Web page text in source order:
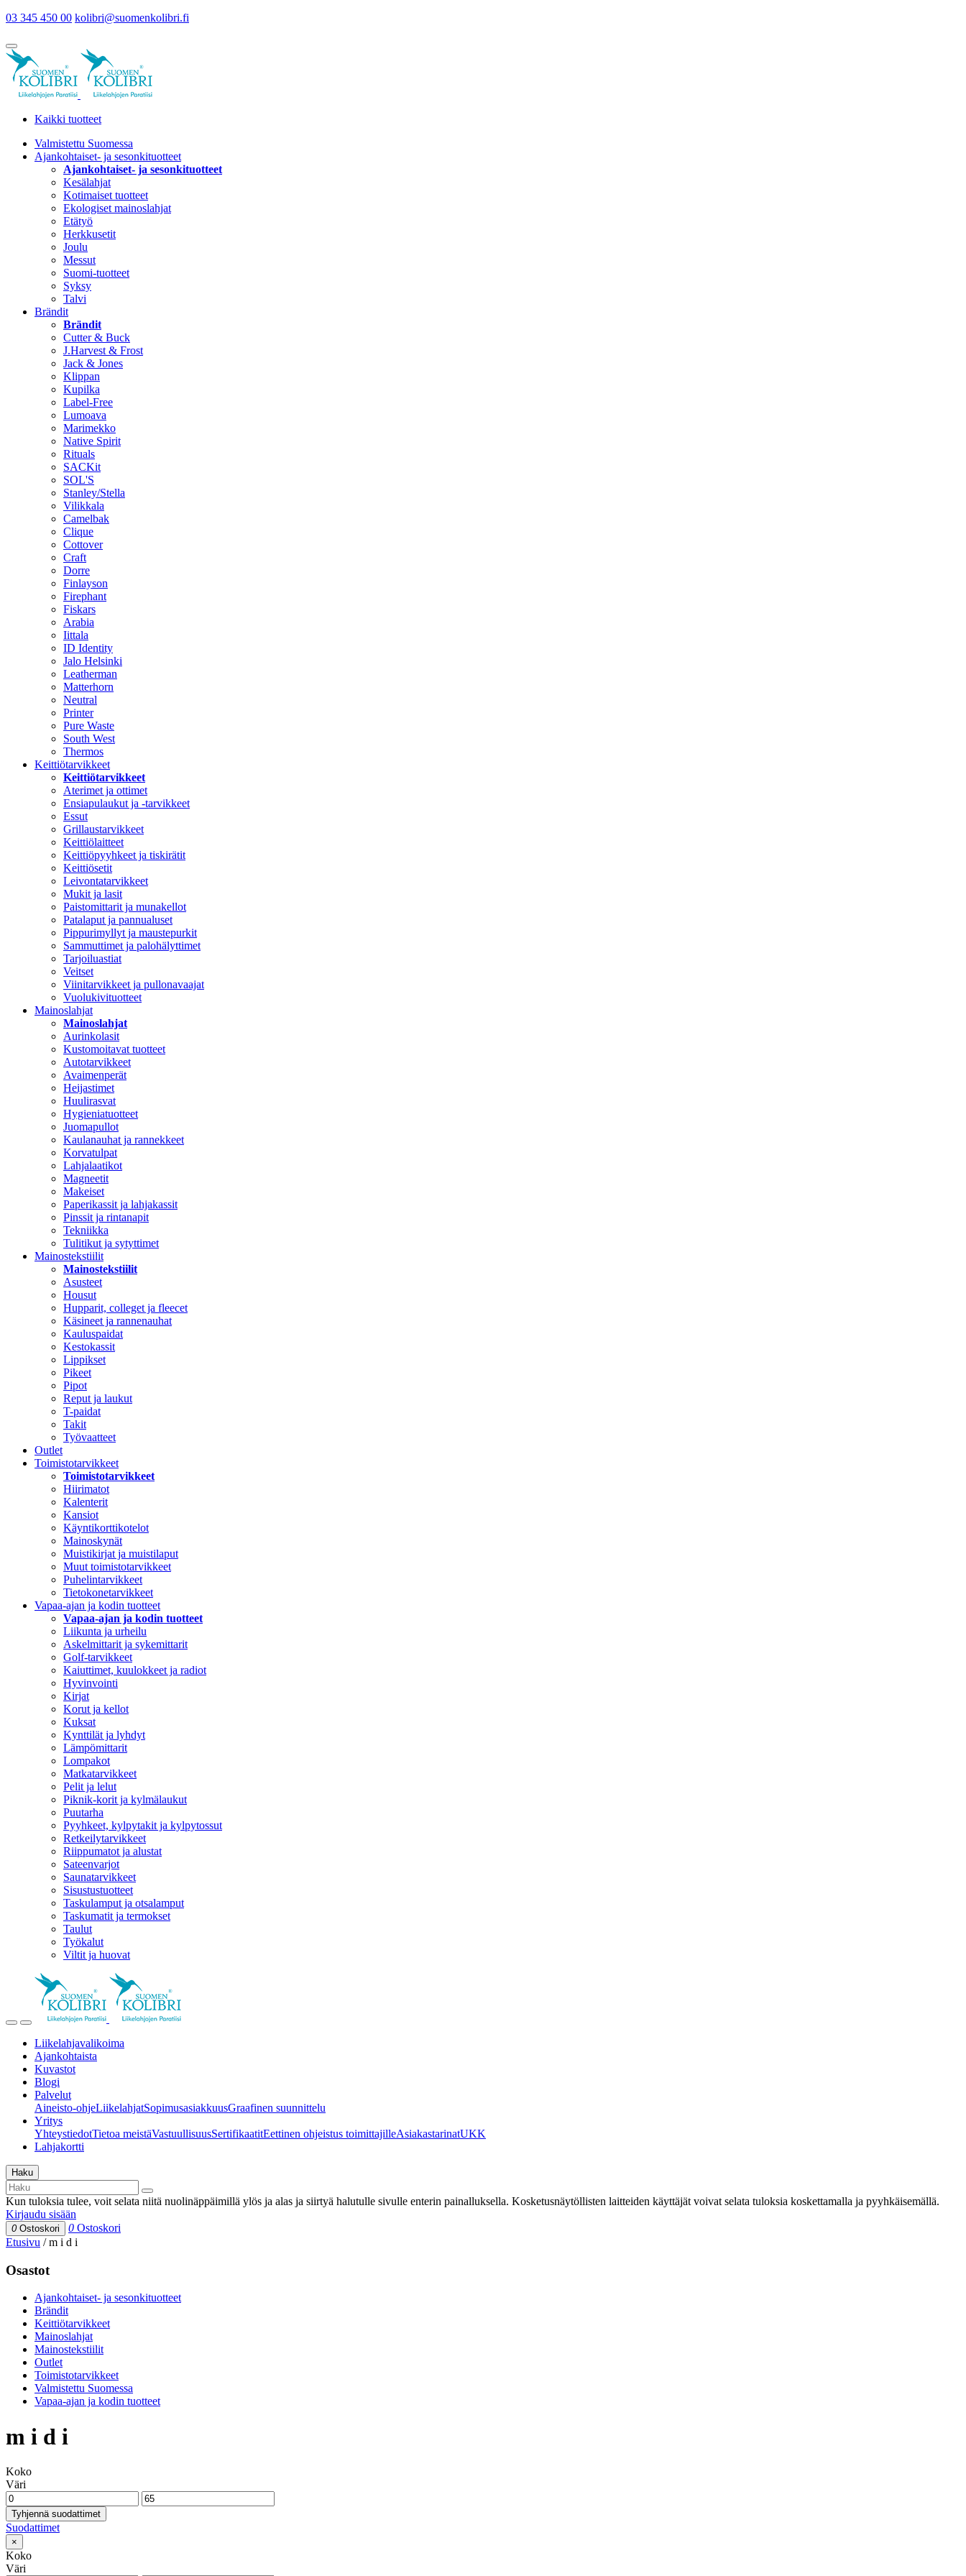
03 345 450 00 kolibri@suomenkolibri.fi
Kaikki tuotteet
Valmistettu Suomessa
Ajankohtaiset- ja sesonkituotteet
Ajankohtaiset- ja sesonkituotteet
Kesälahjat
Kotimaiset tuotteet
Ekologiset mainoslahjat
Etätyö
Herkkusetit
Joulu
Messut
Suomi-tuotteet
Syksy
Talvi
Brändit
Brändit
Cutter & Buck
J.Harvest & Frost
Jack & Jones
Klippan
Kupilka
Label-Free
Lumoava
Marimekko
Native Spirit
Rituals
SACKit
SOL'S
Stanley/Stella
Vilikkala
Camelbak
Clique
Cottover
Craft
Dorre
Finlayson
Firephant
Fiskars
Arabia
Iittala
ID Identity
Jalo Helsinki
Leatherman
Matterhorn
Neutral
Printer
Pure Waste
South West
Thermos
Keittiötarvikkeet
Keittiötarvikkeet
Aterimet ja ottimet
Ensiapulaukut ja -tarvikkeet
Essut
Grillaustarvikkeet
Keittiölaitteet
Keittiöpyyhkeet ja tiskirätit
Keittiösetit
Leivontatarvikkeet
Mukit ja lasit
Paistomittarit ja munakellot
Patalaput ja pannualuset
Pippurimyllyt ja maustepurkit
Sammuttimet ja palohälyttimet
Tarjoiluastiat
Veitset
Viinitarvikkeet ja pullonavaajat
Vuolukivituotteet
Mainoslahjat
Mainoslahjat
Aurinkolasit
Kustomoitavat tuotteet
Autotarvikkeet
Avaimenperät
Heijastimet
Huulirasvat
Hygieniatuotteet
Juomapullot
Kaulanauhat ja rannekkeet
Korvatulpat
Lahjalaatikot
Magneetit
Makeiset
Paperikassit ja lahjakassit
Pinssit ja rintanapit
Tekniikka
Tulitikut ja sytyttimet
Mainostekstiilit
Mainostekstiilit
Asusteet
Housut
Hupparit, colleget ja fleecet
Käsineet ja rannenauhat
Kauluspaidat
Kestokassit
Lippikset
Pikeet
Pipot
Reput ja laukut
T-paidat
Takit
Työvaatteet
Outlet
Toimistotarvikkeet
Toimistotarvikkeet
Hiirimatot
Kalenterit
Kansiot
Käyntikorttikotelot
Mainoskynät
Muistikirjat ja muistilaput
Muut toimistotarvikkeet
Puhelintarvikkeet
Tietokonetarvikkeet
Vapaa-ajan ja kodin tuotteet
Vapaa-ajan ja kodin tuotteet
Liikunta ja urheilu
Askelmittarit ja sykemittarit
Golf-tarvikkeet
Kaiuttimet, kuulokkeet ja radiot
Hyvinvointi
Kirjat
Korut ja kellot
Kuksat
Kynttilät ja lyhdyt
Lämpömittarit
Lompakot
Matkatarvikkeet
Pelit ja lelut
Piknik-korit ja kylmälaukut
Puutarha
Pyyhkeet, kylpytakit ja kylpytossut
Retkeilytarvikkeet
Riippumatot ja alustat
Sateenvarjot
Saunatarvikkeet
Sisustustuotteet
Taskulamput ja otsalamput
Taskumatit ja termokset
Taulut
Työkalut
Viltit ja huovat
Liikelahjavalikoima
Ajankohtaista
Kuvastot
Blogi
Palvelut
Aineisto-ohjeLiikelahjatSopimusasiakkuusGraafinen suunnittelu
Yritys
YhteystiedotTietoa meistäVastuullisuusSertifikaatitEettinen ohjeistus toimittajilleAsiakastarinatUKK
Lahjakortti
Haku
Kun tuloksia tulee, voit selata niitä nuolinäppäimillä ylös ja alas ja siirtyä halutulle sivulle enterin painalluksella. Kosketusnäytöllisten laitteiden käyttäjät voivat selata tuloksia koskettamalla ja pyyhkäisemällä.
Kirjaudu sisään
0 Ostoskori 0 Ostoskori
Etusivu /m i d i
Osastot
Ajankohtaiset- ja sesonkituotteet
Brändit
Keittiötarvikkeet
Mainoslahjat
Mainostekstiilit
Outlet
Toimistotarvikkeet
Valmistettu Suomessa
Vapaa-ajan ja kodin tuotteet
m i d i
Koko
Väri
Tyhjennä suodattimet
Suodattimet
×
Koko
Väri